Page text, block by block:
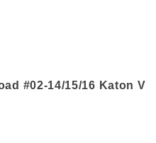
#02-14/15/16 Katon V